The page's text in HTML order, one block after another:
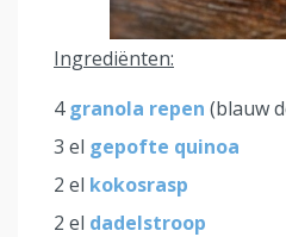
Ingrediënten:
4granola repen (blauw
3 el gepofte quinoa
2 el kokosrasp
2 el dadelstroop